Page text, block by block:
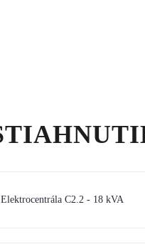
Elektrocentrála C2.2 - 18 kVA